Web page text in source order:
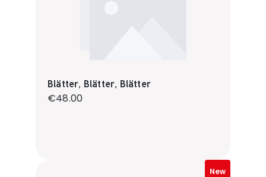
Blätter, Blätter, Blätter
Regular price:
€48.00
New